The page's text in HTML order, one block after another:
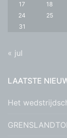
17
18
24
25
31
« jul
LAATSTE
Het